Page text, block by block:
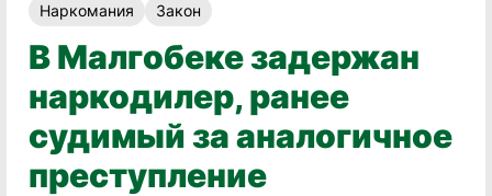
Наркомания Закон
В Малгобеке задержан
наркодилер, ранее
судимый за аналогичное
преступление